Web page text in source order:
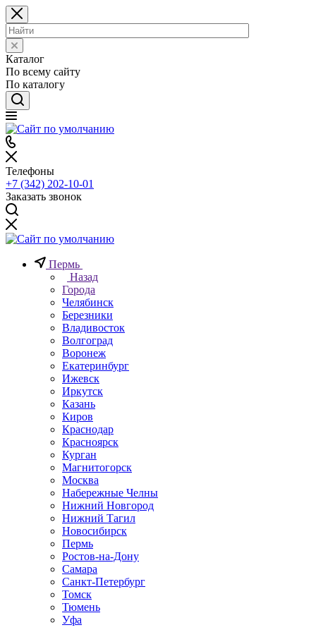
Каталог
По всему сайту
По каталогу
Телефоны
+7 (342) 202-10-01
Заказать звонок
Пермь
Назад
Города
Челябинск
Березники
Владивосток
Волгоград
Воронеж
Екатеринбург
Ижевск
Иркутск
Казань
Киров
Краснодар
Красноярск
Курган
Магнитогорск
Москва
Набережные Челны
Нижний Новгород
Нижний Тагил
Новосибирск
Пермь
Ростов-на-Дону
Самара
Санкт-Петербург
Томск
Тюмень
Уфа